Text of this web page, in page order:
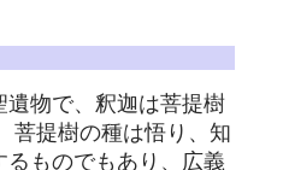
物で、釈迦は菩提樹
菩提樹の種は悟り、知
ものでもあり、広義